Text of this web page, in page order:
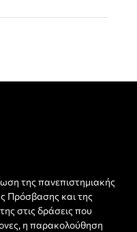
της πανεπιστημιακής
Πρόσβασης και της
στις δράσεις που
η παρακολούθηση